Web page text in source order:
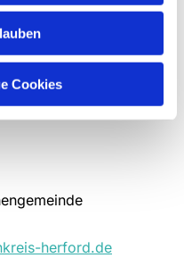
Cookies
herford.de